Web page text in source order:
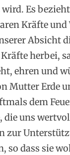
Es
Kräfte und
Absicht
herbei,
ehren und
Mutter Erde
dem
die uns
zur
so dass sie